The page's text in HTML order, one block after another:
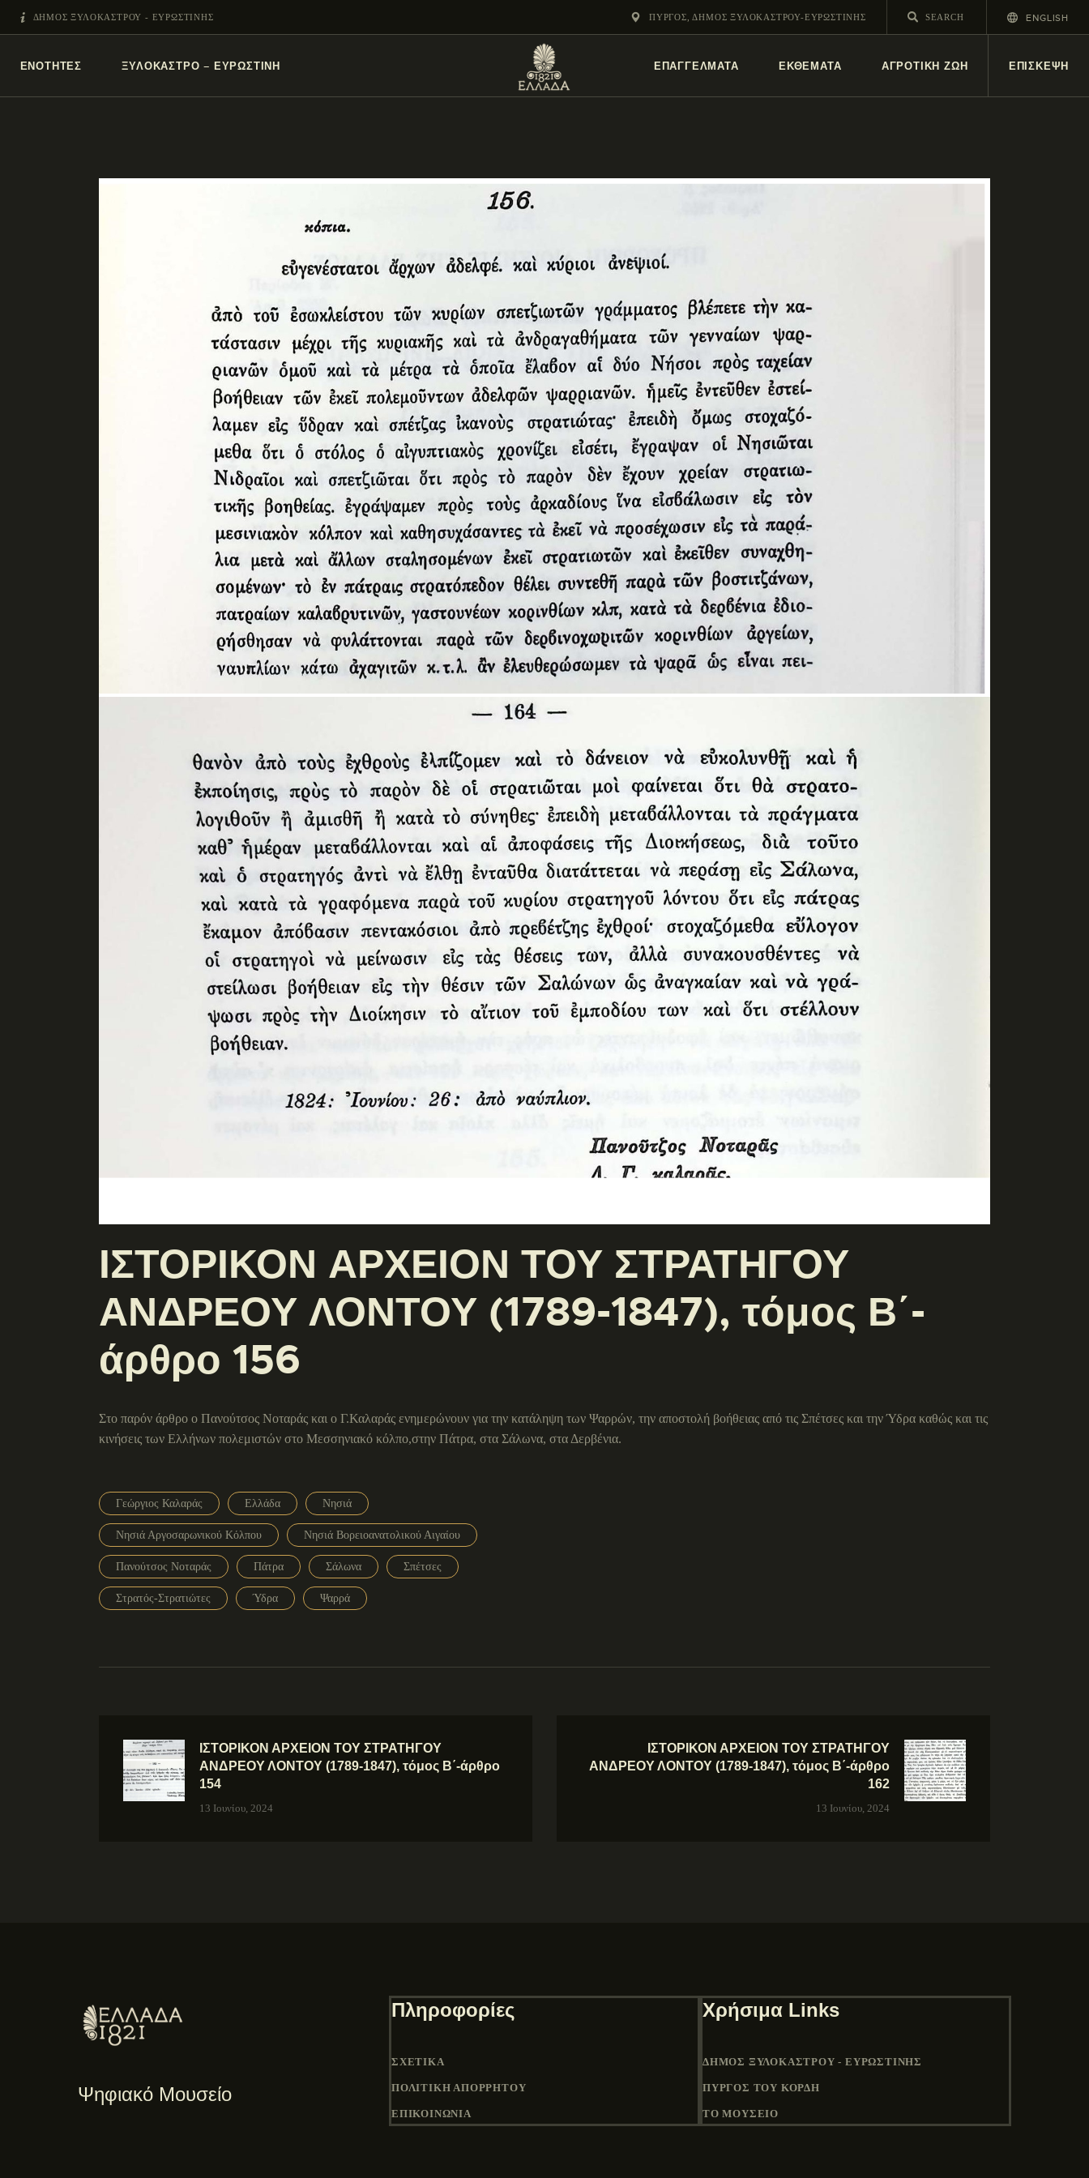
ΔΗΜΟΣ ΞΥΛΟΚΑΣΤΡΟΥ - ΕΥΡΩΣΤΙΝΗΣ ΠΎΡΓΟΣ, ΔΗΜΟΣ ΞΥΛΟΚΑΣΤΡΟΥ-ΕΥΡΩΣΤΙΝΗΣ ENGLISH
ΕΝΌΤΗΤΕΣ ΞΥΛΌΚΑΣΤΡΟ – ΕΥΡΩΣΤΊΝΗ ΕΠΑΓΓΕΛΜΑΤΑ ΕΚΘΕΜΑΤΑ ΑΓΡΟΤΙΚΗ ΖΩΗ ΕΠΙΣΚΕΨΗ
ΞΥΛΌΚΑΣΤΡΟ –
ΕΥΡΩΣΤΊΝΗ
ΙΣΤΟΡΙΚΟΝ ΑΡΧΕΙΟΝ ΤΟΥ ΣΤΡΑΤΗΓΟΥ
ΑΝΔΡΕΟΥ ΛΟΝΤΟΥ (1789-1847), τόμος Β΄-
άρθρο 156
Στο παρόν άρθρο ο Πανούτσος Νοταράς και ο Γ.Καλαράς ενημερώνουν για την κατάληψη των Ψαρρών, την αποστολή βοήθειας από τις Σπέτσες και την Ύδρα καθώς και τις
κινήσεις των Ελλήνων πολεμιστών στο Μεσσηνιακό κόλπο,στην Πάτρα, στα Σάλωνα, στα Δερβένια.
Γεώργιος Καλαράς Ελλάδα Νησιά
Νησιά Αργοσαρωνικού Κόλπου Νησιά Βορειοανατολικού Αιγαίου
Πανούτσος Νοταράς Πάτρα Σάλωνα Σπέτσες
Στρατός-Στρατιώτες Ύδρα Ψαρρά
ΙΣΤΟΡΙΚΟΝ ΑΡΧΕΙΟΝ ΤΟΥ ΣΤΡΑΤΗΓΟΥ
ΑΝΔΡΕΟΥ ΛΟΝΤΟΥ (1789-1847), τόμος Β΄-άρθρο
154
13 Ιουνίου, 2024
ΙΣΤΟΡΙΚΟΝ ΑΡΧΕΙΟΝ ΤΟΥ ΣΤΡΑΤΗΓΟΥ
ΑΝΔΡΕΟΥ ΛΟΝΤΟΥ (1789-1847), τόμος Β΄-άρθρο
162
13 Ιουνίου, 2024
Ψηφιακό Μουσείο
Πληροφορίες
ΣΧΕΤΙΚΆ
ΠΟΛΙΤΙΚΉ ΑΠΟΡΡΉΤΟΥ
ΕΠΙΚΟΙΝΩΝΙΑ
Χρήσιμα Links
ΔΉΜΟΣ ΞΥΛΟΚΆΣΤΡΟΥ - ΕΥΡΩΣΤΊΝΗΣ
ΠΎΡΓΟΣ ΤΟΥ ΚΟΡΔΉ
ΤΟ ΜΟΥΣΕΙΟ